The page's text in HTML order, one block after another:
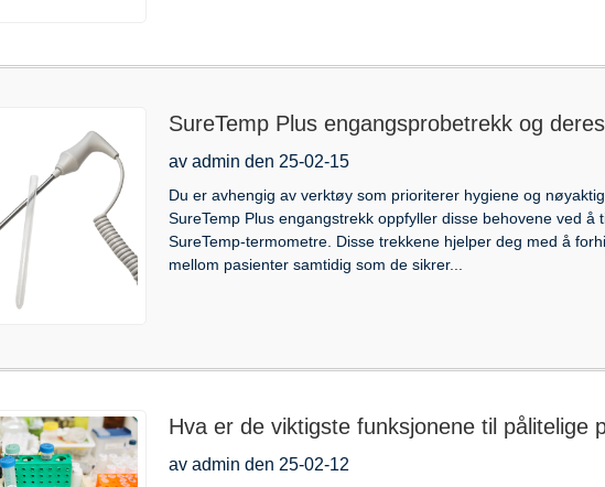
SureTemp Plus engangsprobetrekk og
bruksområder
av admin den 25-02-15
Du er avhengig av verktøy som prioriterer hygiene og
SureTemp Plus engangstrekk oppfyller disse behovene ved å
SureTemp-termometre. Disse trekkene hjelper deg med å
mellom pasienter samtidig som de sikrer...
Hva er de viktigste funksjonene til pålitelige
av admin den 25-02-12